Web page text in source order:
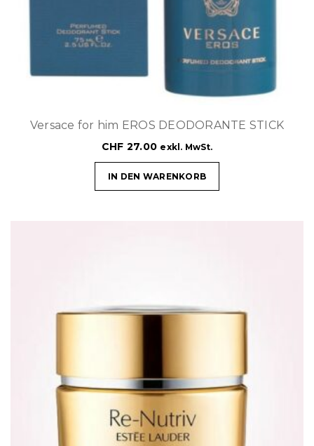
Versace for him EROS DEODORANTE STICK
CHF 27.00 exkl. MwSt.
IN DEN WARENKORB